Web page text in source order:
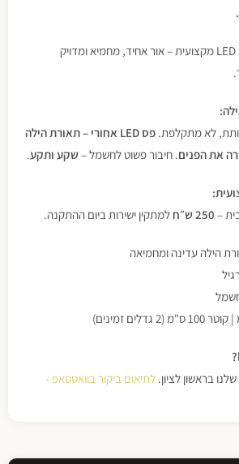
מראת איפור עם תאורת LED מקצועית – אור אחיד, מחמיא ומדויק
לא מתקלפת.
פס LED אחורי – תאורת הילה
את הפנים. חיבור פשוט לחשמל – שקע ותקע.
– 250 ש״ח למתקין ישירות ביום ההתקנה.
בראשון לציון. לתיאום ביקור בוואטסאפ ›